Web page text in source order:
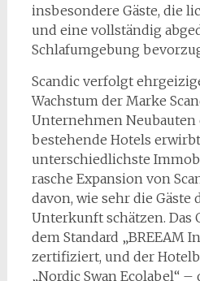
insbesondere Gäste, die
und eine vollständig
Schlafumgebung
Scandic verfolgt
Wachstum der Marke
Unternehmen Neubauten
bestehende Hotels
unterschiedlichste
rasche Expansion von
davon, wie sehr die Gäste
Unterkunft schätzen. Das
dem Standard „BREEAM
zertifiziert, und der
„Nordic Swan Ecolabel“